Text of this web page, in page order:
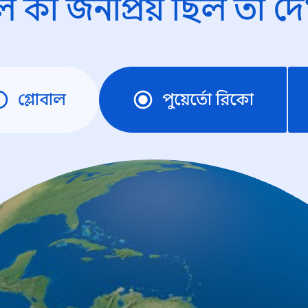
কী জনপ্রিয় ছিল তা
গ্লোবাল পুয়ের্তো রিকো